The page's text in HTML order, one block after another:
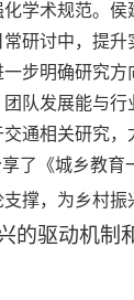
化学术规范。 侯
研讨中，提
步明确研究
队发展能与
通相关研究，
了《城乡教
支撑， 为乡村振
驱动机制